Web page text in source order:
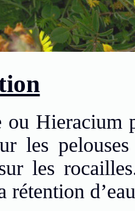
Hieracium
les
les
rétention